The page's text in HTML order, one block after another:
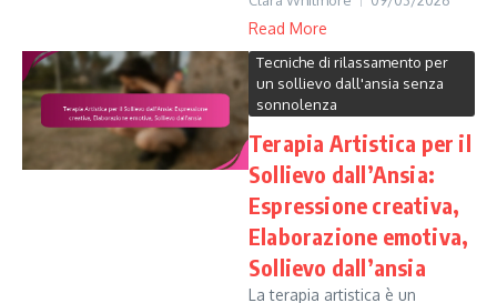
Read More
Tecniche di rilassamento per
un sollievo dall'ansia senza
sonnolenza
Terapia Artistica per il
Sollievo dall’Ansia:
Espressione creativa,
Elaborazione emotiva,
Sollievo dall’ansia
La terapia artistica è un